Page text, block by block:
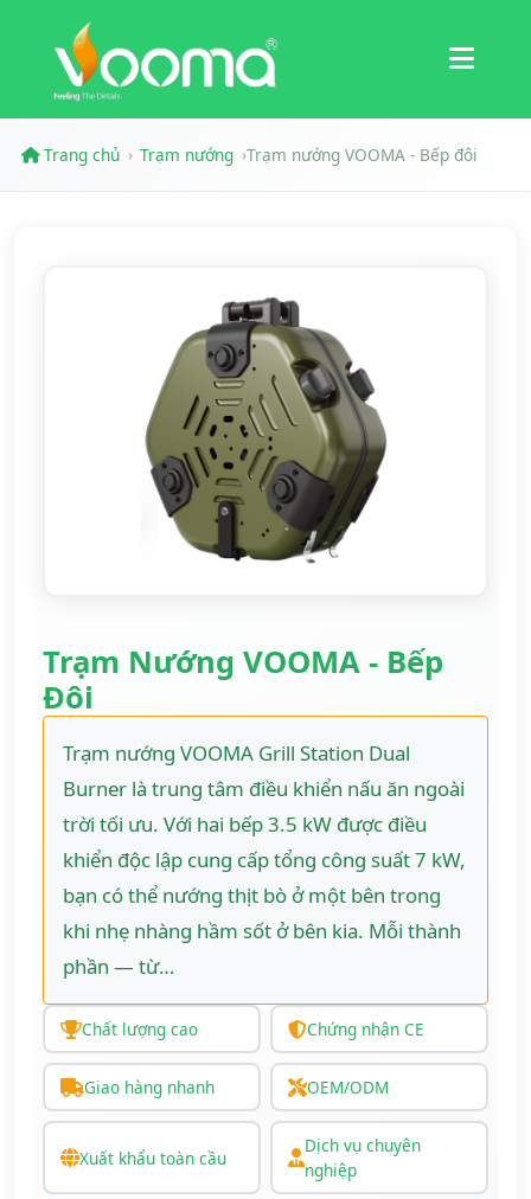
Chứng nhận
Nghiên cứu trường hợp
Trang chủ › Trạm nướng ›Trạm nướng VOOMA - Bếp đôi
Trạm Nướng VOOMA - Bếp
Đôi
Trạm nướng VOOMA Grill Station Dual
Burner là trung tâm điều khiển nấu ăn ngoài
trời tối ưu. Với hai bếp 3.5 kW được điều
khiển độc lập cung cấp tổng công suất 7 kW,
bạn có thể nướng thịt bò ở một bên trong
khi nhẹ nhàng hầm sốt ở bên kia. Mỗi thành
phần — từ…
Chất lượng cao Chứng nhận CE
Giao hàng nhanh OEM/ODM
Xuất khẩu toàn cầu
Dịch vụ chuyên
nghiệp